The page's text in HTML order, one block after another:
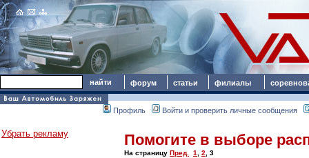
форум статьи филиалы
Профиль Войти и проверить личные сообщения
Убрать рекламу Помогите в выборе
На страницу Пред. 1 2 3